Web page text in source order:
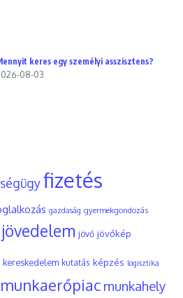
keres egy személyi asszisztens?
08-03
fizetés
gazdaság gyermekgondozás
jövedelem jövő jövőkép
kereskedelem kutatás képzés logisztika
munkaerőpiac munkahely